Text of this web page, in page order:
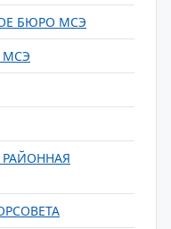
БЮРО МСЭ
МСЭ
РАЙОННАЯ